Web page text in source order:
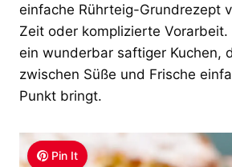
einfache Rührteig-Grundrezept
Zeit oder komplizierte
ein wunderbar saftiger Kuchen,
zwischen Süße und Frische
Punkt bringt.
Pin It